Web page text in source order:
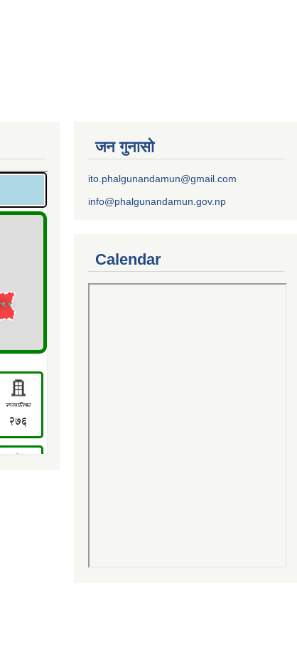
जन गुनासो
ito.phalgunandamun@gmail.com
info@phalgunandamun.gov.np
Calendar